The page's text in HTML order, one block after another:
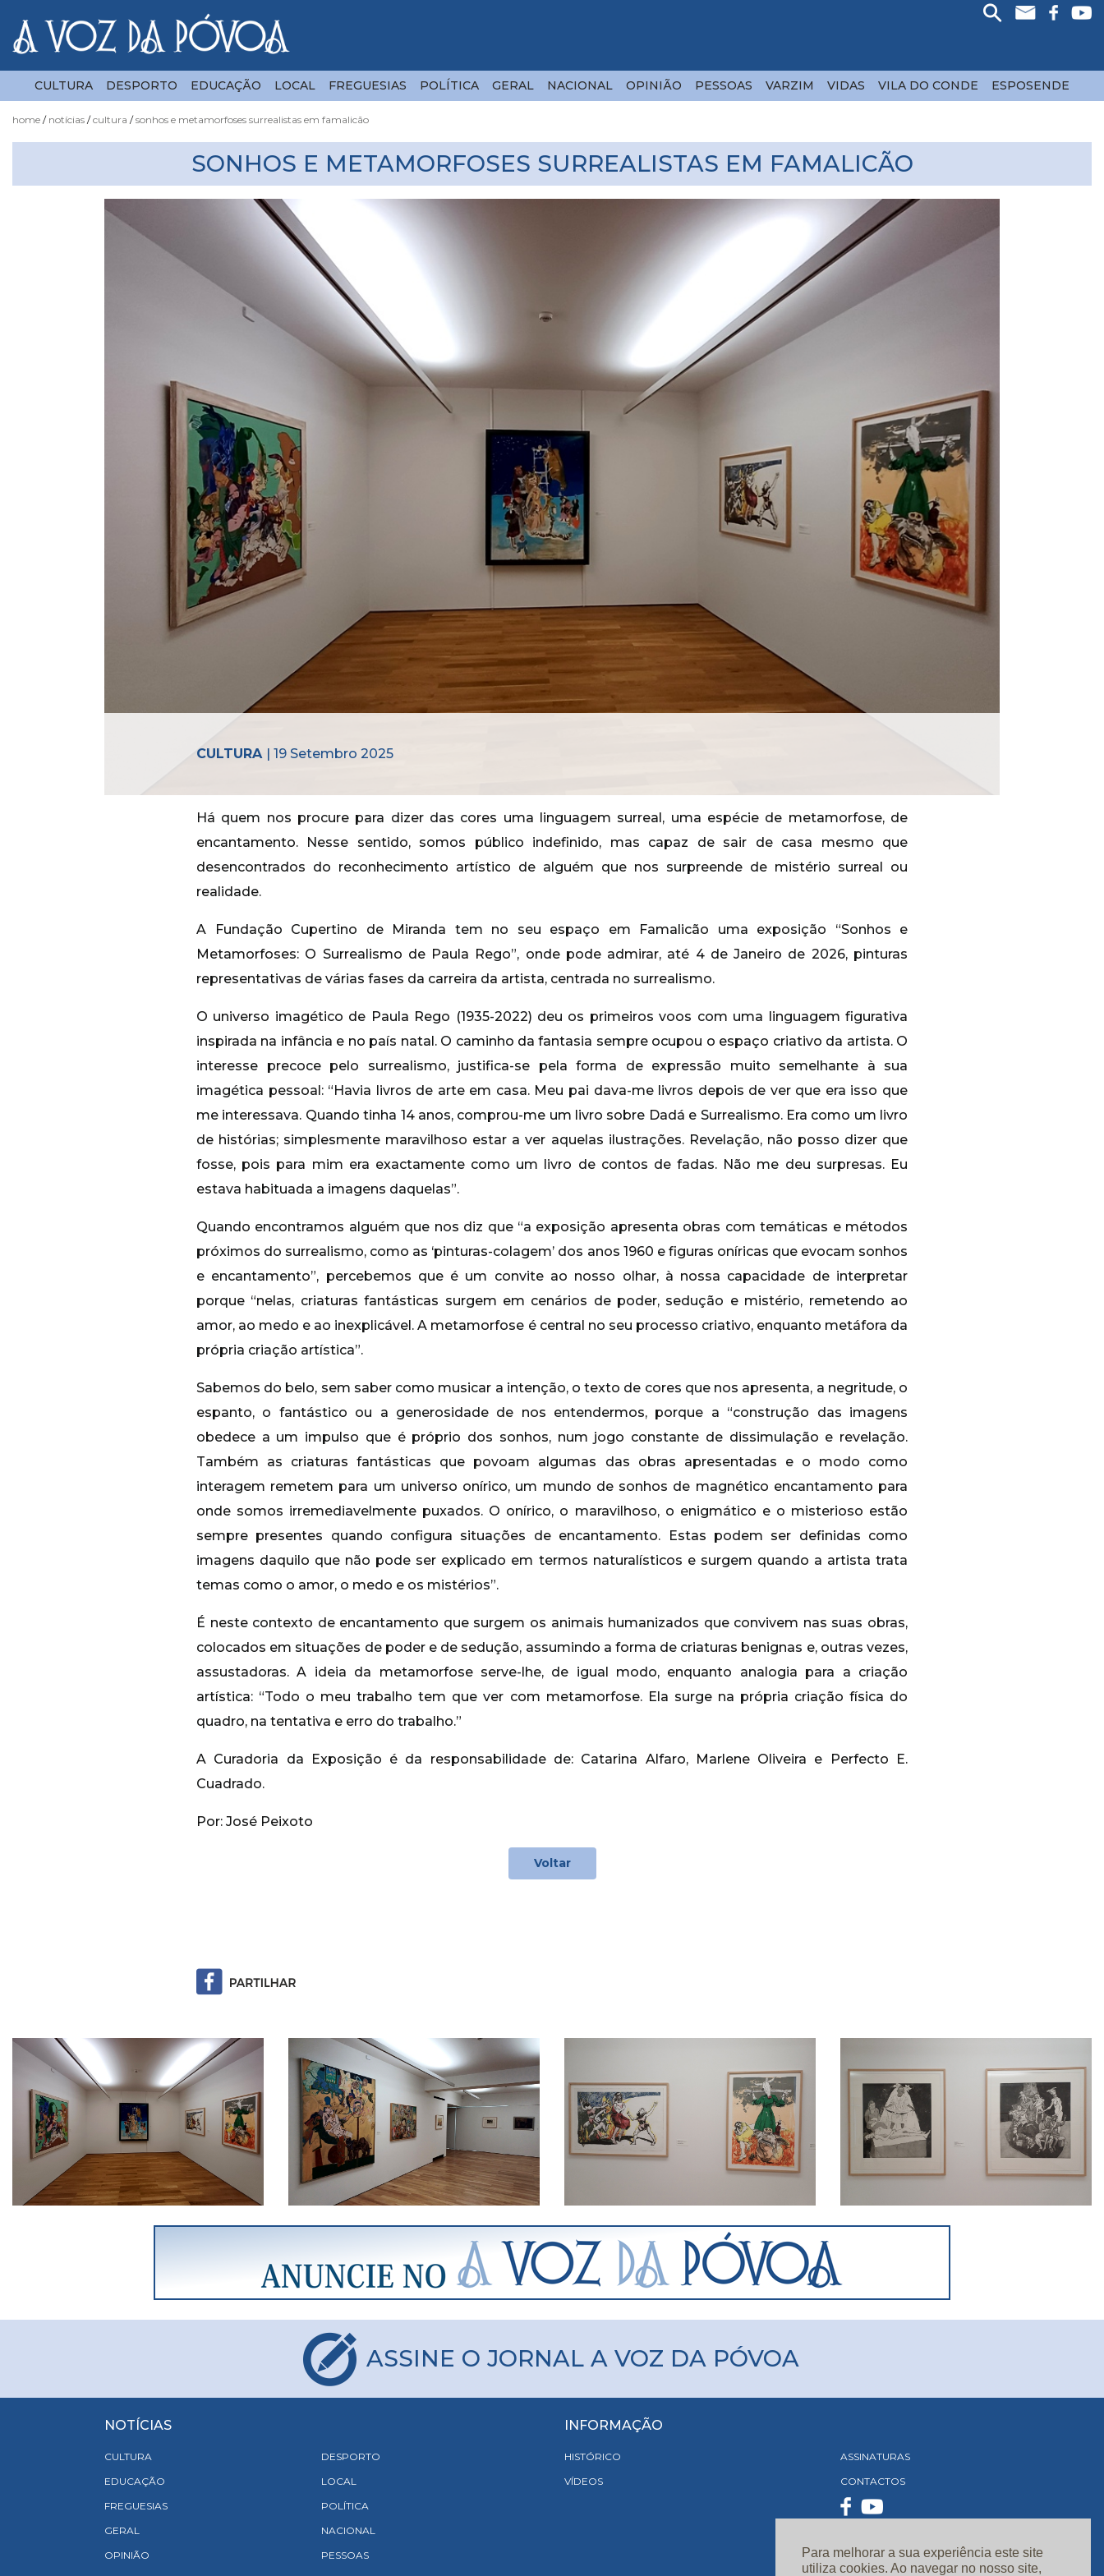
Para melhorar a sua experiência este site
utiliza cookies. Ao navegar no nosso site,
CULTURA DESPORTO EDUCAÇÃO LOCAL FREGUESIAS POLÍTICA GERAL NACIONAL OPINIÃO PESSOAS VARZIM VIDAS VILA DO CONDE ESPOSENDE
home notícias cultura sonhos e metamorfoses surrealistas em famalicão
SONHOS E METAMORFOSES SURREALISTAS EM FAMALICÃO
CULTURA | 19 Setembro 2025
Há quem nos procure para dizer das cores uma linguagem surreal, uma espécie de metamorfose, de
encantamento. Nesse sentido, somos público indefinido, mas capaz de sair de casa mesmo que
desencontrados do reconhecimento artístico de alguém que nos surpreende de mistério surreal ou
realidade.
A Fundação Cupertino de Miranda tem no seu espaço em Famalicão uma exposição “Sonhos e
Metamorfoses: O Surrealismo de Paula Rego”, onde pode admirar, até 4 de Janeiro de 2026, pinturas
representativas de várias fases da carreira da artista, centrada no surrealismo.
O universo imagético de Paula Rego (1935-2022) deu os primeiros voos com uma linguagem figurativa
inspirada na infância e no país natal. O caminho da fantasia sempre ocupou o espaço criativo da artista. O
interesse precoce pelo surrealismo, justifica-se pela forma de expressão muito semelhante à sua
imagética pessoal: “Havia livros de arte em casa. Meu pai dava-me livros depois de ver que era isso que
me interessava. Quando tinha 14 anos, comprou-me um livro sobre Dadá e Surrealismo. Era como um livro
de histórias; simplesmente maravilhoso estar a ver aquelas ilustrações. Revelação, não posso dizer que
fosse, pois para mim era exactamente como um livro de contos de fadas. Não me deu surpresas. Eu
estava habituada a imagens daquelas”.
Quando encontramos alguém que nos diz que “a exposição apresenta obras com temáticas e métodos
próximos do surrealismo, como as ‘pinturas-colagem’ dos anos 1960 e figuras oníricas que evocam sonhos
e encantamento”, percebemos que é um convite ao nosso olhar, à nossa capacidade de interpretar
porque “nelas, criaturas fantásticas surgem em cenários de poder, sedução e mistério, remetendo ao
amor, ao medo e ao inexplicável. A metamorfose é central no seu processo criativo, enquanto metáfora da
própria criação artística”.
Sabemos do belo, sem saber como musicar a intenção, o texto de cores que nos apresenta, a negritude, o
espanto, o fantástico ou a generosidade de nos entendermos, porque a “construção das imagens
obedece a um impulso que é próprio dos sonhos, num jogo constante de dissimulação e revelação.
Também as criaturas fantásticas que povoam algumas das obras apresentadas e o modo como
interagem remetem para um universo onírico, um mundo de sonhos de magnético encantamento para
onde somos irremediavelmente puxados. O onírico, o maravilhoso, o enigmático e o misterioso estão
sempre presentes quando configura situações de encantamento. Estas podem ser definidas como
imagens daquilo que não pode ser explicado em termos naturalísticos e surgem quando a artista trata
temas como o amor, o medo e os mistérios”.
É neste contexto de encantamento que surgem os animais humanizados que convivem nas suas obras,
colocados em situações de poder e de sedução, assumindo a forma de criaturas benignas e, outras vezes,
assustadoras. A ideia da metamorfose serve-lhe, de igual modo, enquanto analogia para a criação
artística: “Todo o meu trabalho tem que ver com metamorfose. Ela surge na própria criação física do
quadro, na tentativa e erro do trabalho.”
A Curadoria da Exposição é da responsabilidade de: Catarina Alfaro, Marlene Oliveira e Perfecto E.
Cuadrado.
Por: José Peixoto
Voltar
ASSINE O JORNAL A VOZ DA PÓVOA
NOTÍCIAS
CULTURA
DESPORTO
EDUCAÇÃO
LOCAL
FREGUESIAS
POLÍTICA
GERAL
NACIONAL
OPINIÃO
PESSOAS
INFORMAÇÃO
HISTÓRICO
VÍDEOS
ASSINATURAS
CONTACTOS